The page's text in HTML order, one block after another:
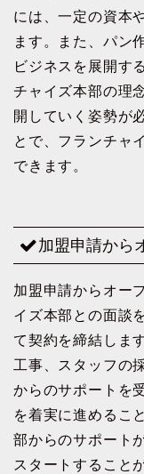
には、一定の資本
ます。また、パン
ビジネスを展開す
チャイズ本部の理
開していく姿勢が
とで、フランチャ
できます。
加盟申請から
加盟申請からオー
イズ本部との面談
て契約を締結しま
工事、スタッフの
からのサポートを
を着実に進めるこ
部からのサポート
スタートすること